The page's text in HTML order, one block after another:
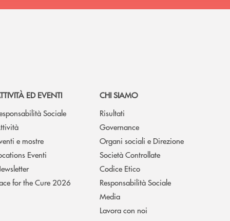
ED EVENTI
Sociale
e mostre
Eventi
for the Cure 2026
CHI SIAMO
Risultati
Governance
Organi sociali e Direzione
Società Controllate
Codice Etico
Responsabilità Sociale
Media
Lavora con noi